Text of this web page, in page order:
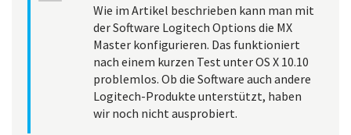
Wie im Artikel beschrieben kann man mit
der Software Logitech Options die MX
Master konfigurieren. Das funktioniert
nach einem kurzen Test unter OS X 10.10
problemlos. Ob die Software auch andere
Logitech-Produkte unterstützt, haben
wir noch nicht ausprobiert.